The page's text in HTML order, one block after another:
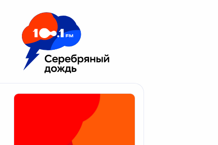
Москва 100.1 FM
Апатиты